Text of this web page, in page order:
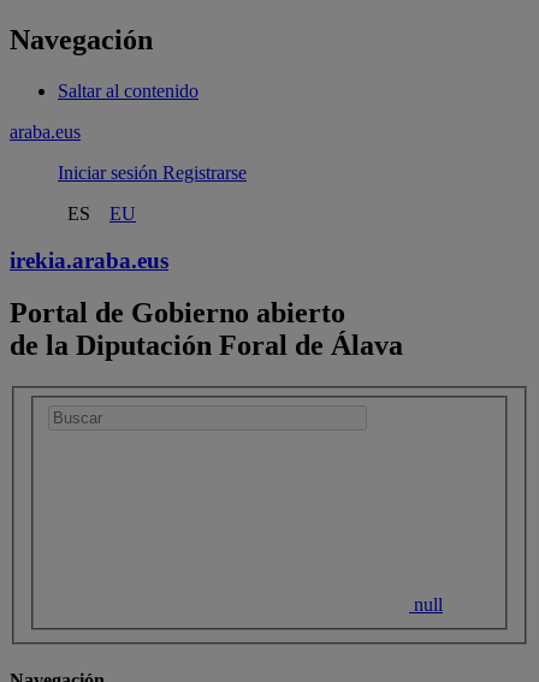
Navegación
Saltar al contenido
araba.eus
Iniciar sesión Registrarse
ES
EU
irekia.araba.eus
Portal de Gobierno abierto
de la Diputación Foral de Álava
null